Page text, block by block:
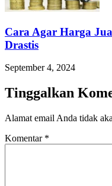
Cara Agar Harga
Drastis
September 4, 2024
Tinggalkan
Alamat email Anda tidak
Komentar *